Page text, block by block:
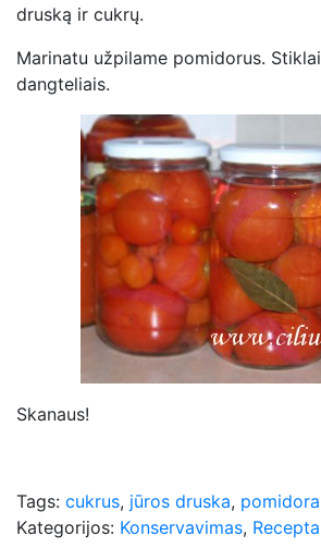
druską ir cukrų.
Marinatu užpilame pomidorus.
dangteliais.
Skanaus!
Tags: cukrus, jūros druska,
Kategorijos: Konservavimas,